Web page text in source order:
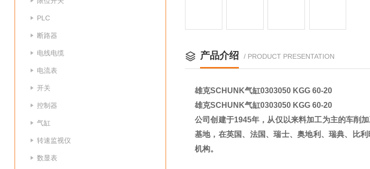
PLC
断路器
电线电缆
电流表
开关
控制器
气缸
转速监视仪
数显表
产品介绍 / PRODUCT PRESENTATION
雄克SCHUNK气缸0303050 KGG 60-20
雄克SCHUNK气缸0303050 KGG 60-20
公司创建于1945年，从仅以来料加工为主的车削
基地，在英国、法国、瑞士、奥地利、瑞典、比
机构。